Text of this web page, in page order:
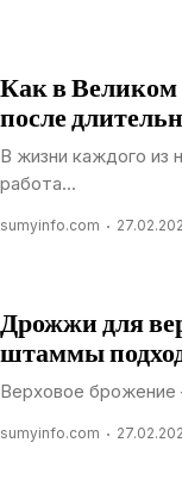
Как в Великом
после
В жизни каждого из
работа...
sumyinfo.com
Дрожжи для
штаммы
Верховое брожение
sumyinfo.com